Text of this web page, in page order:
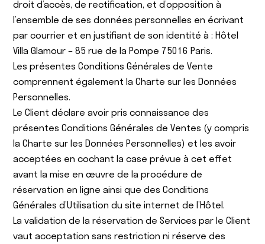
droit d’accès, de rectification, et d’opposition à
l’ensemble de ses données personnelles en écrivant
par courrier et en justifiant de son identité à : Hôtel
Villa Glamour – 85 rue de la Pompe 75016 Paris.
Les présentes Conditions Générales de Vente
comprennent également la Charte sur les Données
Personnelles.
Le Client déclare avoir pris connaissance des
présentes Conditions Générales de Ventes (y compris
la Charte sur les Données Personnelles) et les avoir
acceptées en cochant la case prévue à cet effet
avant la mise en œuvre de la procédure de
réservation en ligne ainsi que des Conditions
Générales d’Utilisation du site internet de l’Hôtel.
La validation de la réservation de Services par le Client
vaut acceptation sans restriction ni réserve des